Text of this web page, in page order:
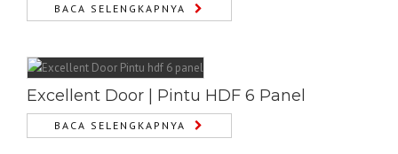
BACA SELENGKAPNYA
Excellent Door | Pintu HDF 6 Panel
BACA SELENGKAPNYA